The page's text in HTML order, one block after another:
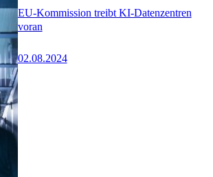
EU-Kommission treibt KI-Datenzentren
voran
02.08.2024